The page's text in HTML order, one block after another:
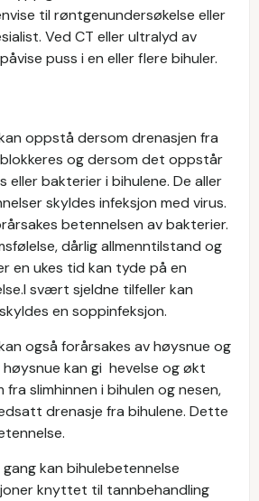
til røntgenundersøkelse eller
Ved CT eller ultralyd av
puss i en eller flere bihuler.
oppstå dersom drenasjen fra
og dersom det oppstår
eller bakterier i bihulene. De aller
skyldes infeksjon med virus.
betennelsen av bakterier.
dårlig allmenntilstand og
en ukes tid kan tyde på en
svært sjeldne tilfeller kan
en soppinfeksjon.
også forårsakes av høysnue og
høysnue kan gi hevelse og økt
fra slimhinnen i bihulen og nesen,
drenasje fra bihulene. Dette
kan bihulebetennelse
knyttet til tannbehandling